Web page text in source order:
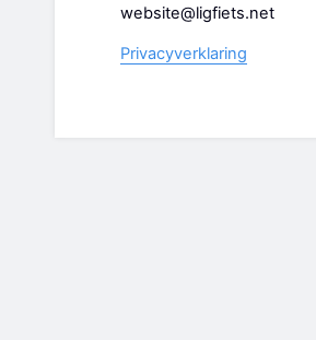
website@ligfiets.net
Privacyverklaring